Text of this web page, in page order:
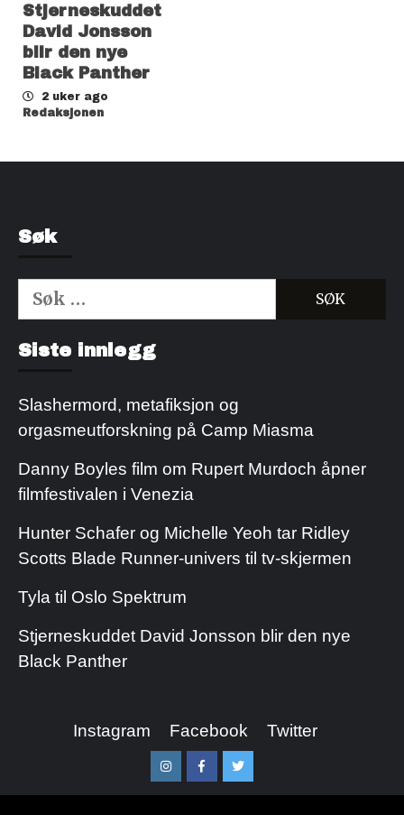
Stjerneskuddet
David Jonsson
blir den nye
Black Panther
2 uker ago
Redaksjonen
Søk
Søk
etter:
Siste innlegg
Slashermord, metafiksjon og
orgasmeutforskning på Camp Miasma
Danny Boyles film om Rupert Murdoch åpner
filmfestivalen i Venezia
Hunter Schafer og Michelle Yeoh tar Ridley
Scotts Blade Runner-univers til tv-skjermen
Tyla til Oslo Spektrum
Stjerneskuddet David Jonsson blir den nye
Black Panther
Instagram Facebook Twitter
InstagramFacebookTwitter